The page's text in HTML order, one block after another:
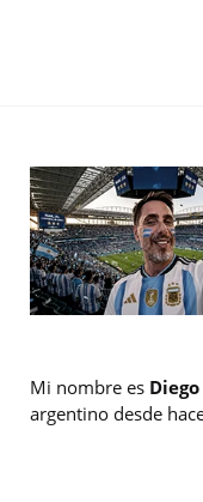
Mi nombre es
argentino desde